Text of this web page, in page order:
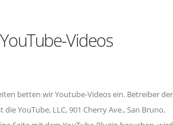
Videos
betten wir Youtube-Videos ein. Betreiber der
YouTube, LLC, 901 Cherry Ave., San Bruno,